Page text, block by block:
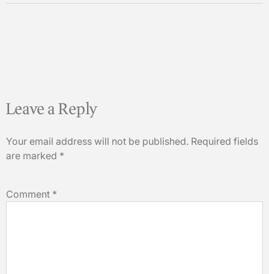
Leave a Reply
Your email address will not be published. Required fields
are marked *
Comment *